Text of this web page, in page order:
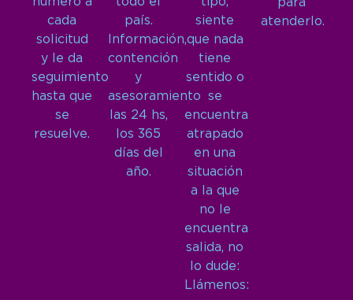
cada
solicitud
y le da
seguimiento
hasta que
se
resuelve.
país.
Información,
contención
y
asesoramiento
las 24 hs,
los 365
días del
año.
siente
que nada
tiene
sentido o
se
encuentra
atrapado
en una
situación
a la que
no le
encuentra
salida, no
lo dude:
Llámenos:
para
atenderlo.